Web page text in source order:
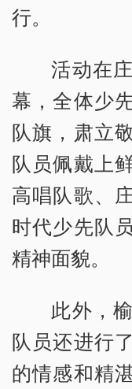
行。
活动在
幕，全体少
队旗，肃立
队员佩戴上
高唱队歌、
时代少先队
精神面貌。
此外，
队员还进行
的情感和精